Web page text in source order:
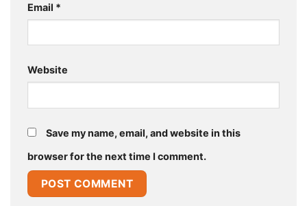
Email *
Website
Save my name, email, and website in this
browser for the next time I comment.